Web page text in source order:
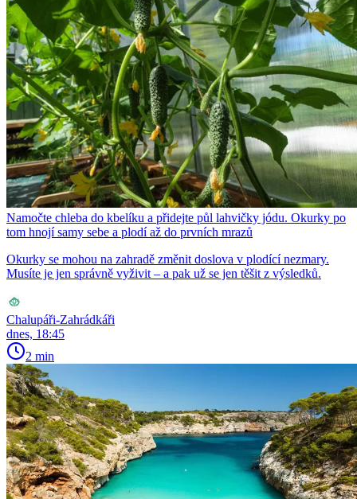
Namočte chleba do kbelíku a přidejte půl lahvičky jódu. Okurky po
tom hnojí samy sebe a plodí až do prvních mrazů
Okurky se mohou na zahradě změnit doslova v plodící nezmary.
Musíte je jen správně vyživit – a pak už se jen těšit z výsledků.
Chalupáři-Zahrádkáři
dnes, 18:45
2 min